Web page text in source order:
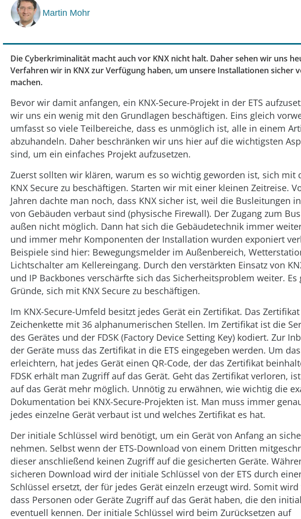
Martin Mohr
Die Cyberkriminalität macht auch vor KNX nicht halt. Daher sehen wir uns
Verfahren wir in KNX zur Verfügung haben, um unsere Installationen sicher
machen.
Bevor wir damit anfangen, ein KNX-Secure-Projekt in der ETS
wir uns ein wenig mit den Grundlagen beschäftigen. Eins gleich
umfasst so viele Teilbereiche, dass es unmöglich ist, alle in einem
abzuhandeln. Daher beschränken wir uns hier auf die wichtigsten
sind, um ein einfaches Projekt aufzusetzen.
Zuerst sollten wir klären, warum es so wichtig geworden ist, sich mit
KNX Secure zu beschäftigen. Starten wir mit einer kleinen Zeitreise.
Jahren dachte man noch, dass KNX sicher ist, weil die Busleitungen
von Gebäuden verbaut sind (physische Firewall). Der Zugang zum
außen nicht möglich. Dann hat sich die Gebäudetechnik immer
und immer mehr Komponenten der Installation wurden exponiert
Beispiele sind hier: Bewegungsmelder im Außenbereich,
Lichtschalter am Kellereingang. Durch den verstärkten Einsatz von
und IP Backbones verschärfte sich das Sicherheitsproblem weiter.
Gründe, sich mit KNX Secure zu beschäftigen.
Im KNX-Secure-Umfeld besitzt jedes Gerät ein Zertifikat. Das
Zeichenkette mit 36 alphanumerischen Stellen. Im Zertifikat ist die
des Gerätes und der FDSK (Factory Device Setting Key) kodiert. Zur
der Geräte muss das Zertifikat in die ETS eingegeben werden. Um
erleichtern, hat jedes Gerät einen QR-Code, der das Zertifikat
FDSK erhält man Zugriff auf das Gerät. Geht das Zertifikat verloren,
auf das Gerät mehr möglich. Unnötig zu erwähnen, wie wichtig die
Dokumentation bei KNX-Secure-Projekten ist. Man muss immer
jedes einzelne Gerät verbaut ist und welches Zertifikat es hat.
Der initiale Schlüssel wird benötigt, um ein Gerät von Anfang an
nehmen. Selbst wenn der ETS-Download von einem Dritten
dieser anschließend keinen Zugriff auf die gesicherten Geräte.
sicheren Download wird der initiale Schlüssel von der ETS durch
Schlüssel ersetzt, der für jedes Gerät einzeln erzeugt wird. Somit
dass Personen oder Geräte Zugriff auf das Gerät haben, die den
eventuell kennen. Der initiale Schlüssel wird beim Zurücksetzen auf